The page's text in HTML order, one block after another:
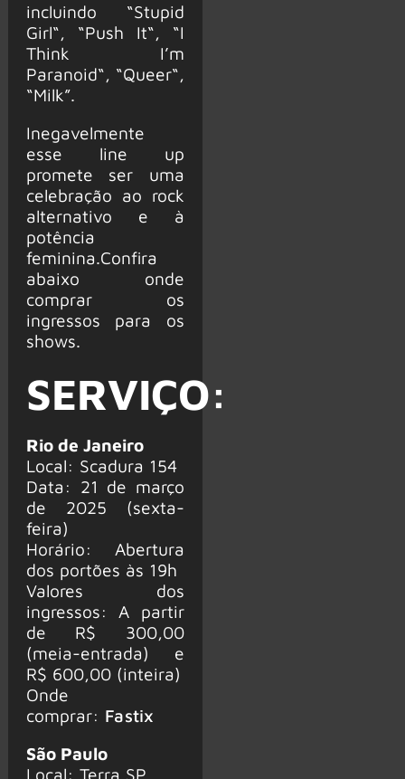
incluindo “Stupid
Girl“, “Push It“, “I
Think I’m
Paranoid“, “Queer“,
“Milk”.
Inegavelmente
esse line up
promete ser uma
celebração ao rock
alternativo e à
potência
feminina.Confira
abaixo onde
comprar os
ingressos para os
shows.
SERVIÇO:
Rio de Janeiro
Local: Scadura 154
Data: 21 de março
de 2025 (sexta-
feira)
Horário: Abertura
dos portões às 19h
Valores dos
ingressos: A partir
de R$ 300,00
(meia-entrada) e
R$ 600,00 (inteira)
Onde
comprar: Fastix
São Paulo
Local: Terra SP